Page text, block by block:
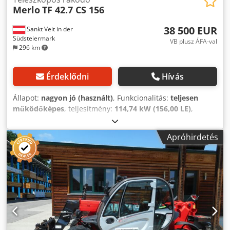
Sankt Veit in der
Südsteiermark
296 km
MerloTF 42.7 CS 156
38 500 EUR
VB plusz ÁFA-val
Érdeklődni Hívás
Állapot: nagyon jó (használt), Funkcionalitás: teljesen
működőképes, teljesítmény: 114,74 kW (156,00 LE),
, emelési teljesítmény:
emelési magasság:7 000 mm, Gyártási év:2015,
üzemórák:4 884 h, Felszereltség:
differenciálzár, fedélzeti
számítógép, fülke, kiegészítő fényszórók, raklapvillák,
utánfutó vonófej, összkerékhajtás, Teleszkópos
rakodógép MERLO TF 42.7 CS (Turbofarmer) Gyártási év:
2015 Üzemórás számláló szerint: 4884 óra Dodpjzl T Upofx
Adrock 156 LE Deutz motor 40 km/h hidrosztatikus hajtás 7
méteres emelési magasság 4,2 tonnás emelőképesség -
Tartalmazza a raklapvillát - Kiegészítő hidraulikus kör a
villa tartókeretéig - Hidraulikus gyorscsatlakozó -
Apróhirdetés